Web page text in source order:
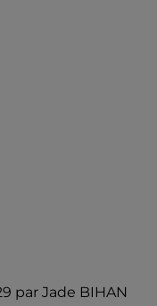
par Jade BIHAN